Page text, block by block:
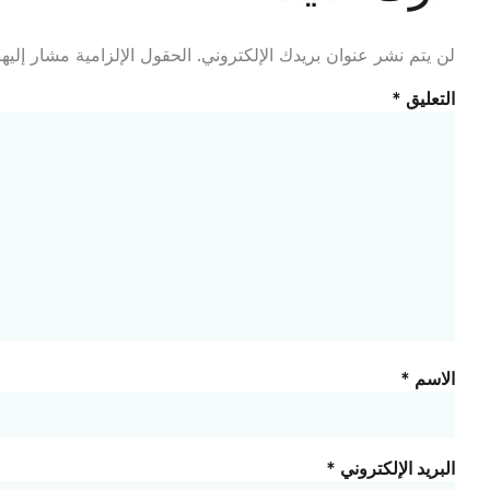
لن يتم نشر عنوان بريدك الإلكتروني. الحقول الإلزامية مشار
التعليق *
الاسم *
البريد الإلكتروني *